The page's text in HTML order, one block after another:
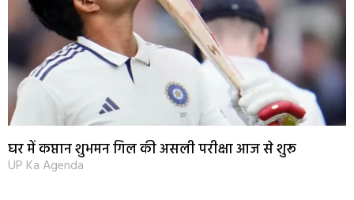
घर में कप्तान शुभमन गिल की असली परीक्षा आज से शुरू
UP Ka Agenda